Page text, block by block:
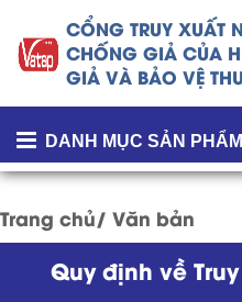
CỔNG TRUY XUẤT
CHỐNG GIẢ CỦA
GIẢ VÀ BẢO VỆ
DANH MỤC SẢN PHẨM
Trang chủ/ Văn bản
Quy định về